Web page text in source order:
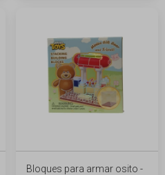
Bloques para armar osito -